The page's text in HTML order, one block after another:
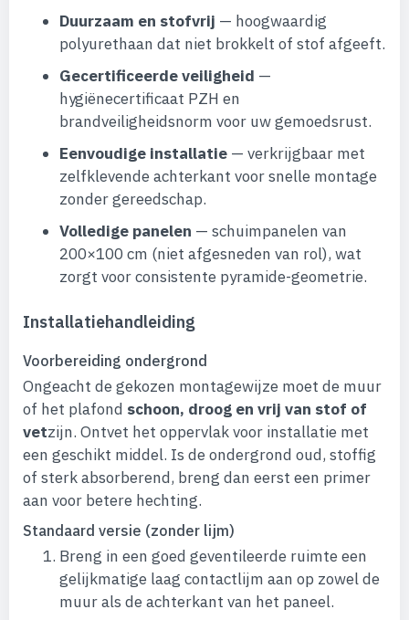
Duurzaam en stofvrij — hoogwaardig
polyurethaan dat niet brokkelt of stof afgeeft.
Gecertificeerde veiligheid —
hygiënecertificaat PZH en
brandveiligheidsnorm voor uw gemoedsrust.
Eenvoudige installatie — verkrijgbaar met
zelfklevende achterkant voor snelle montage
zonder gereedschap.
Volledige panelen — schuimpanelen van
200×100 cm (niet afgesneden van rol), wat
zorgt voor consistente pyramide-geometrie.
Installatiehandleiding
Voorbereiding ondergrond
Ongeacht de gekozen montagewijze moet de muur
of het plafond schoon, droog en vrij van stof of
vetzijn. Ontvet het oppervlak voor installatie met
een geschikt middel. Is de ondergrond oud, stoffig
of sterk absorberend, breng dan eerst een primer
aan voor betere hechting.
Standaard versie (zonder lijm)
Breng in een goed geventileerde ruimte een
gelijkmatige laag contactlijm aan op zowel de
muur als de achterkant van het paneel.